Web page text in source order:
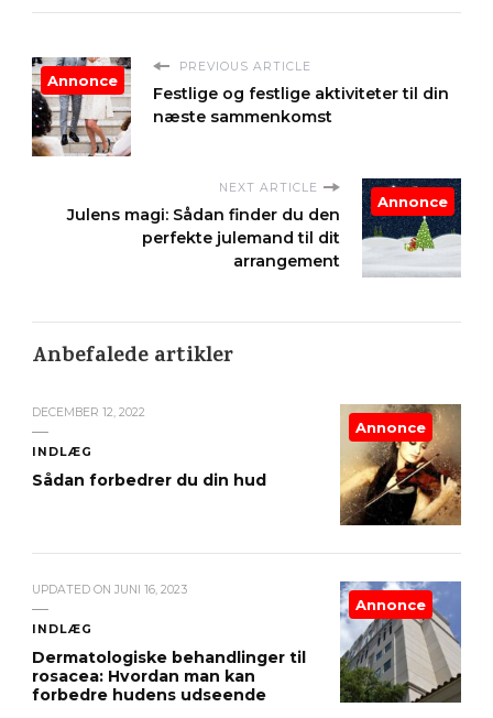
PREVIOUS ARTICLE
Festlige og festlige aktiviteter til din
næste sammenkomst
Annonce
NEXT ARTICLE
Julens magi: Sådan finder du den
perfekte julemand til dit
arrangement
Annonce
Anbefalede artikler
DECEMBER 12, 2022
INDLÆG
Sådan forbedrer du din hud
Annonce
UPDATED ON JUNI 16, 2023
INDLÆG
Dermatologiske behandlinger til
rosacea: Hvordan man kan
forbedre hudens udseende
Annonce